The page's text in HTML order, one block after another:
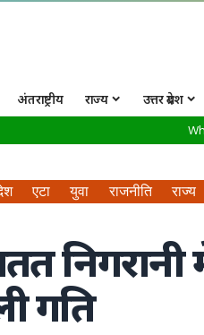
अंतराष्ट्रीय राज्य उत्तर प्रदेश
एटा युवा राजनीति राज्य
गति